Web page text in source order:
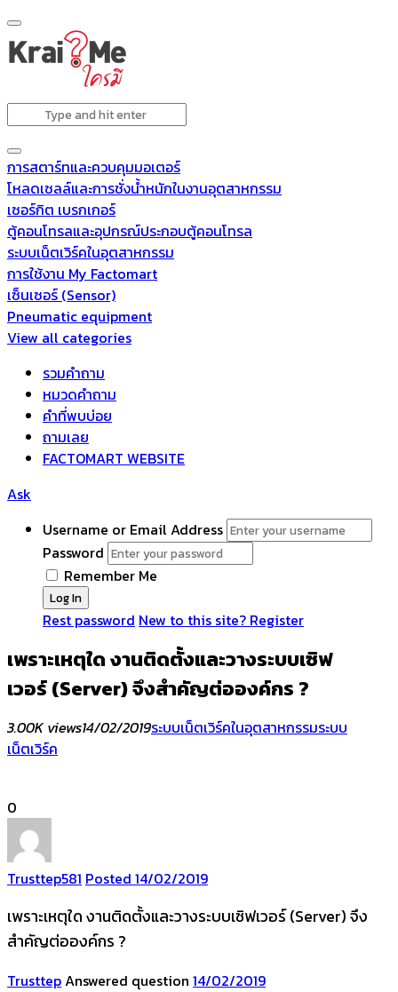
การสตาร์ทและควบคุมมอเตอร์
โหลดเซลล์และการชั่งน้ำหนักในงานอุตสาหกรรม
เซอร์กิต เบรกเกอร์
ตู้คอนโทรลและอุปกรณ์ประกอบตู้คอนโทรล
ระบบเน็ตเวิร์คในอุตสาหกรรม
การใช้งาน My Factomart
เซ็นเซอร์ (Sensor)
Pneumatic equipment
View all categories
รวมคำถาม
หมวดคำถาม
คำที่พบบ่อย
ถามเลย
FACTOMART WEBSITE
Ask
Username or Email Address
Password
Remember Me
Rest password New to this site? Register
เพราะเหตุใด งานติดตั้งและวางระบบเซิฟ
เวอร์ (Server) จึงสำคัญต่อองค์กร ?
3.00K views14/02/2019ระบบเน็ตเวิร์คในอุตสาหกรรมระบบ
เน็ตเวิร์ค
0
Trusttep581 Posted 14/02/2019
เพราะเหตุใด งานติดตั้งและวางระบบเซิฟเวอร์ (Server) จึง
สำคัญต่อองค์กร ?
TrusttepAnswered question 14/02/2019